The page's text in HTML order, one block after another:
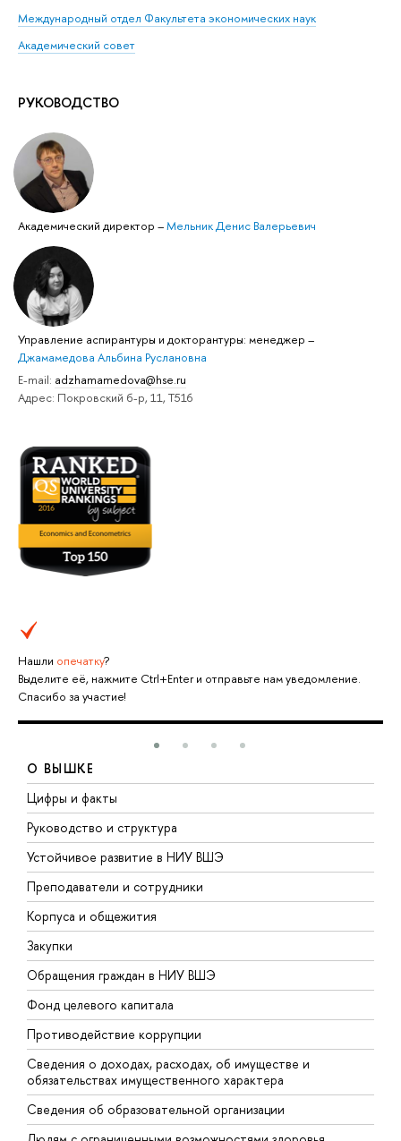
Международный отдел Факультета экономических наук
Академический совет
РУКОВОДСТВО
Академический директор –Мельник Денис Валерьевич
Управление аспирантуры и докторантуры: менеджер –
Джамамедова Альбина Руслановна
E-mail: adzhamamedova@hse.ru
Адрес: Покровский б-р, 11, Т516
Нашли опечатку?
Выделите её, нажмите Ctrl+Enter и отправьте нам уведомление.
Спасибо за участие!
О ВЫШКЕ
Цифры и факты
Руководство и структура
Устойчивое развитие в НИУ ВШЭ
Преподаватели и сотрудники
Корпуса и общежития
Закупки
Обращения граждан в НИУ ВШЭ
Фонд целевого капитала
Противодействие коррупции
Сведения о доходах, расходах, об имуществе и
обязательствах имущественного характера
Сведения об образовательной организации